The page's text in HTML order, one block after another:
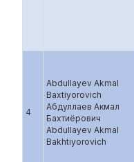
4
Abdullayev Akmal
Baxtiyorovich
Абдуллаев Акмал
Бахтиёрович
Abdullayev Akmal
Bakhtiyorovich